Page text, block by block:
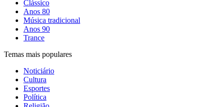
Clássico
Anos 80
Música tradicional
Anos 90
Trance
Temas mais populares
Noticiário
Cultura
Esportes
Política